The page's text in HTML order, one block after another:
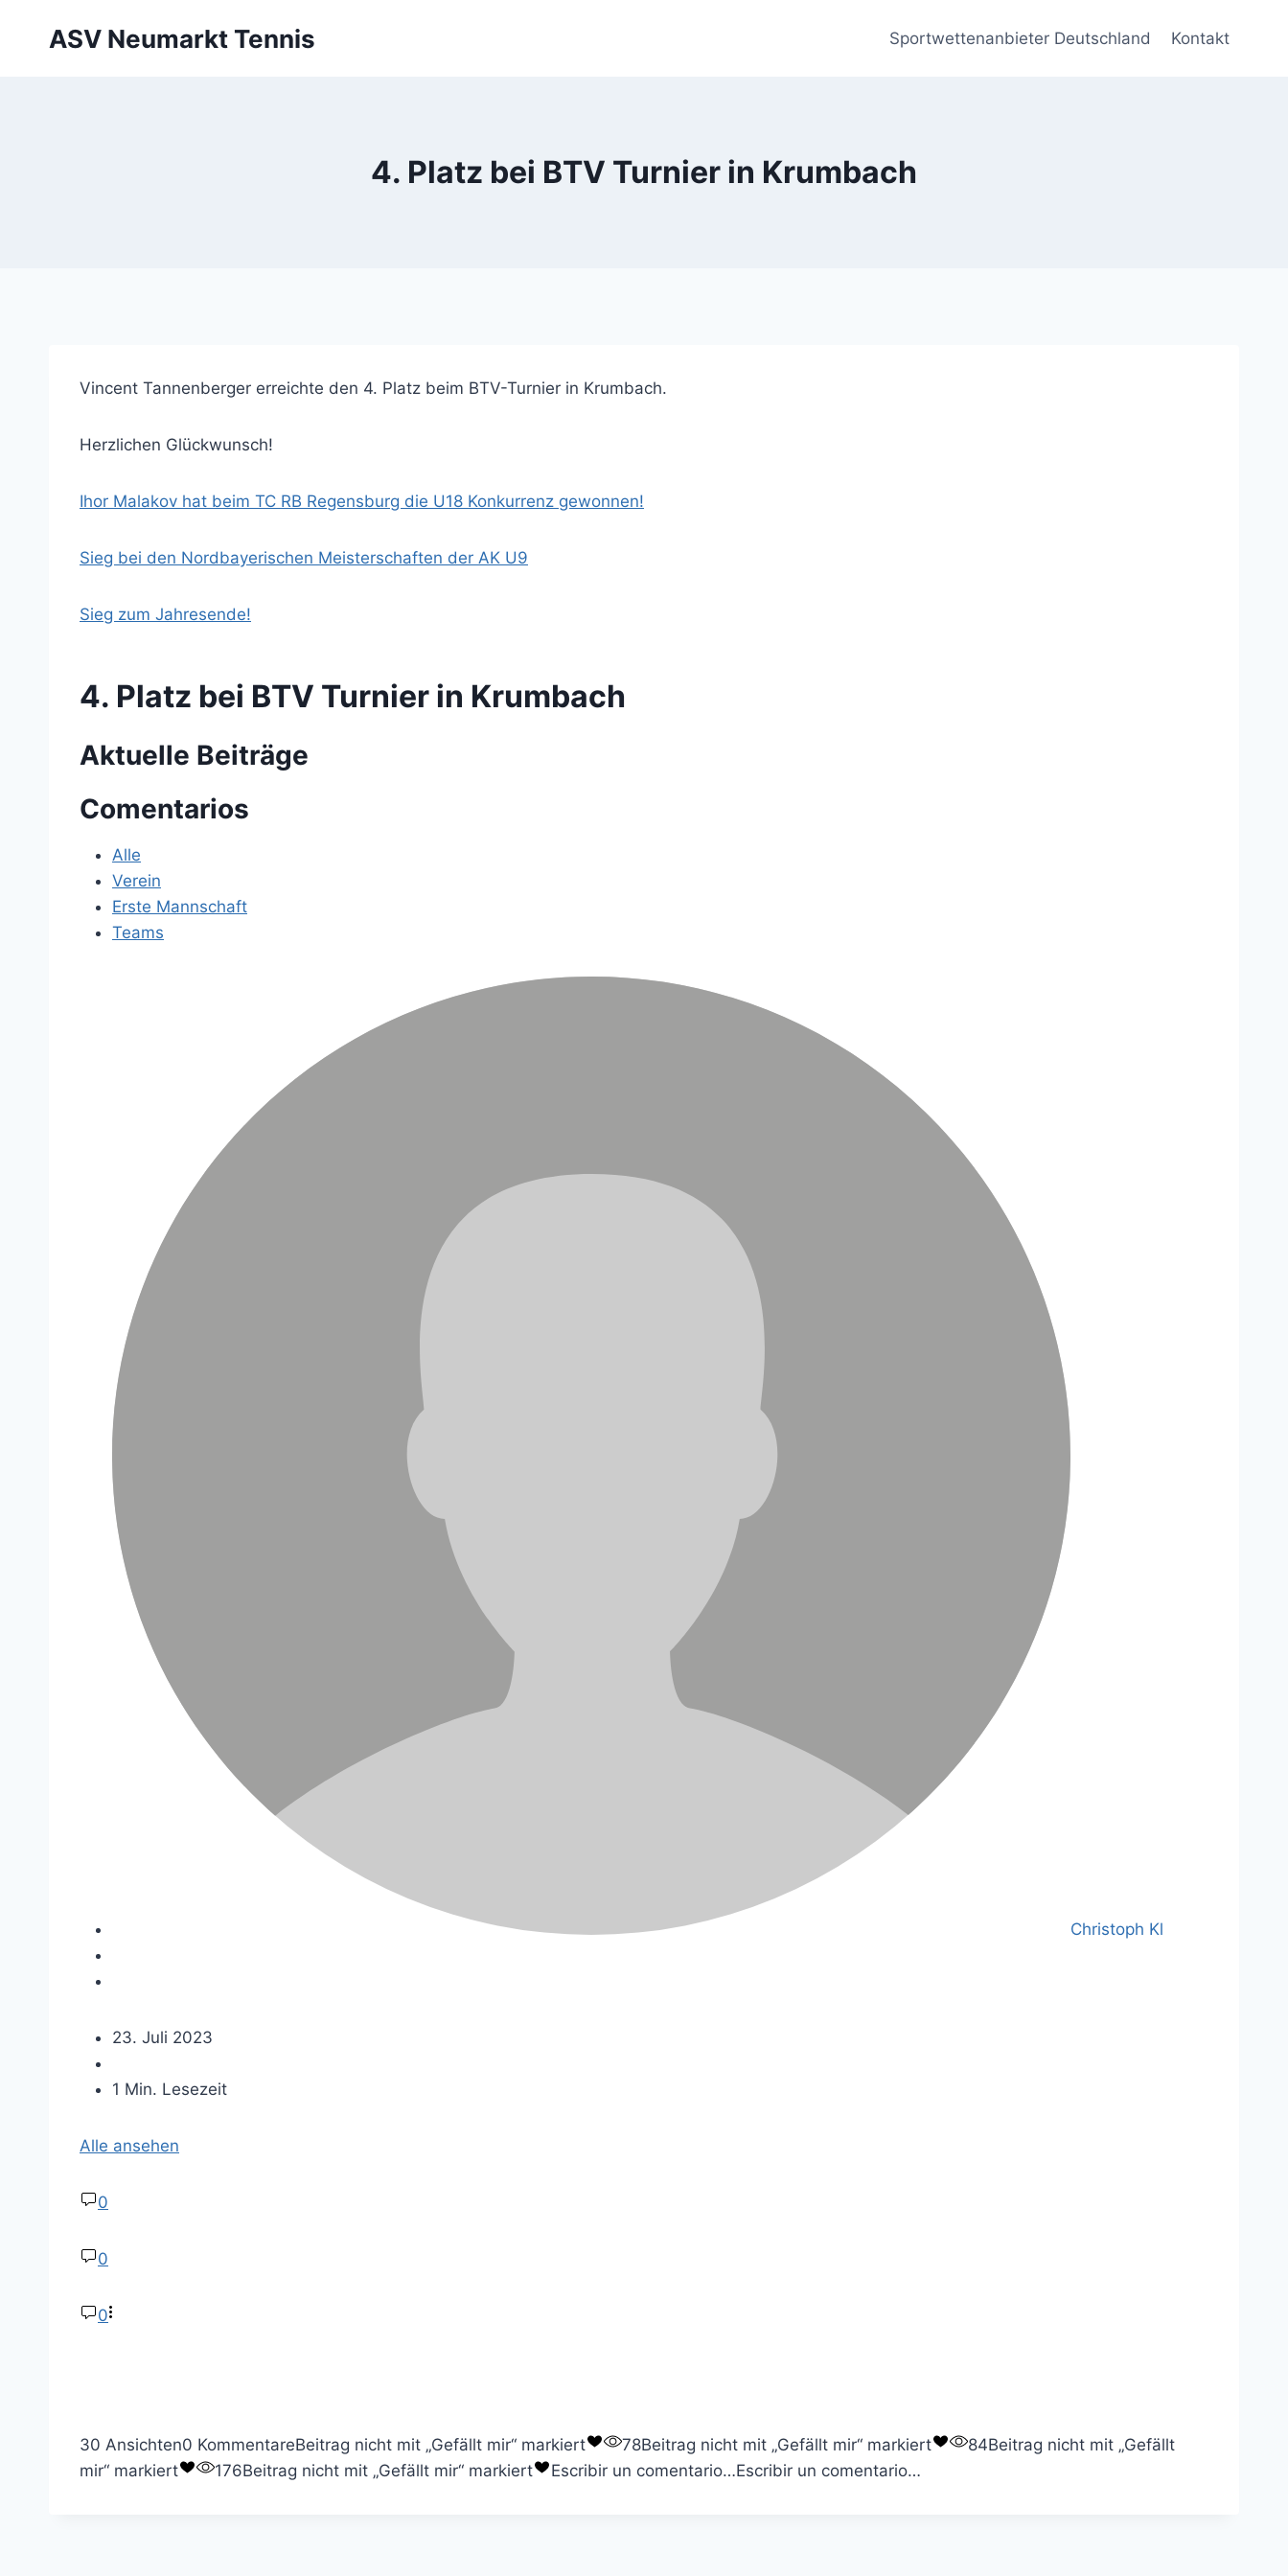
ASV Neumarkt Tennis Sportwettenanbieter Deutschland Kontakt
4. Platz bei BTV Turnier in Krumbach
Vincent Tannenberger erreichte den 4. Platz beim BTV-Turnier in Krumbach.
Herzlichen Glückwunsch!
Ihor Malakov hat beim TC RB Regensburg die U18 Konkurrenz gewonnen!
Sieg bei den Nordbayerischen Meisterschaften der AK U9
Sieg zum Jahresende!
4. Platz bei BTV Turnier in Krumbach
Aktuelle Beiträge
Comentarios
Alle
Verein
Erste Mannschaft
Teams
Christoph Kl
23. Juli 2023
1 Min. Lesezeit
Alle ansehen
0
0
0
30 Ansichten0 KommentareBeitrag nicht mit „Gefällt mir“ markiert 78Beitrag nicht mit „Gefällt mir“ markiert 84Beitrag nicht mit „Gefällt
mir“ markiert
176Beitrag nicht mit „Gefällt mir“ markiert Escribir un comentario…Escribir un comentario…